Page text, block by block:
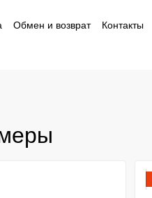
Обмен и возврат Контакты